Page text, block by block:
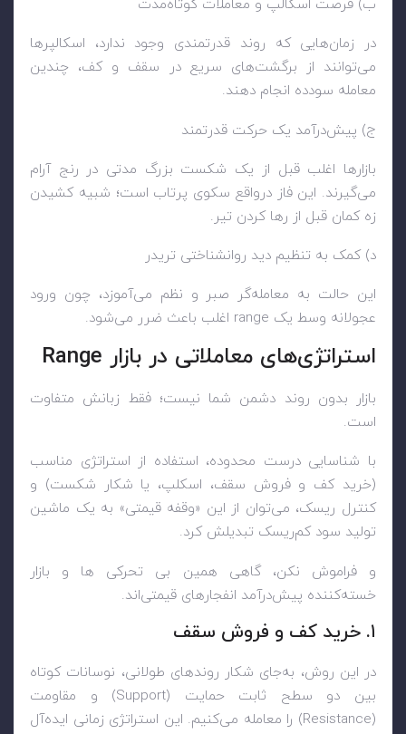
ب) فرصت اسکالپ و معاملات کوتاه‌مدت
در زمان‌هایی که روند قدرتمندی وجود ندارد، اسکالپرها
می‌توانند از برگشت‌های سریع در سقف و کف، چندین
معامله سودده انجام دهند.
ج) پیش‌درآمد یک حرکت قدرتمند
بازارها اغلب قبل از یک شکست بزرگ مدتی در رنج آرام
می‌گیرند. این فاز درواقع سکوی پرتاب است؛ شبیه کشیدن
زه کمان قبل از رها کردن تیر.
د) کمک به تنظیم دید روانشناختی تریدر
این حالت به معامله‌گر صبر و نظم می‌آموزد، چون ورود
عجولانه وسط یک range اغلب باعث ضرر می‌شود.
استراتژی‌های معاملاتی در بازار Range
بازار بدون روند دشمن شما نیست؛ فقط زبانش متفاوت
است.
با شناسایی درست محدوده، استفاده از استراتژی مناسب
(خرید کف و فروش سقف، اسکلپ، یا شکار شکست) و
کنترل ریسک، می‌توان از این «وقفه قیمتی» به یک ماشین
تولید سود کم‌ریسک تبدیلش کرد.
و فراموش نکن، گاهی همین بی تحرکی ها و بازار
خسته‌کننده پیش‌درآمد انفجارهای قیمتی‌اند.
۱. خرید کف و فروش سقف
در این روش، به‌جای شکار روندهای طولانی، نوسانات کوتاه
بین دو سطح ثابت حمایت (Support) و مقاومت
(Resistance) را معامله می‌کنیم. این استراتژی زمانی ایده‌آل